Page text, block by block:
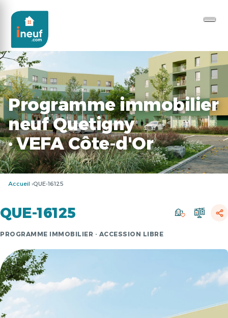
Programme immobilier
neuf Quetigny
· VEFA Côte-d'Or
Accueil QUE-16125
QUE-16125
PROGRAMME IMMOBILIER · ACCESSION LIBRE